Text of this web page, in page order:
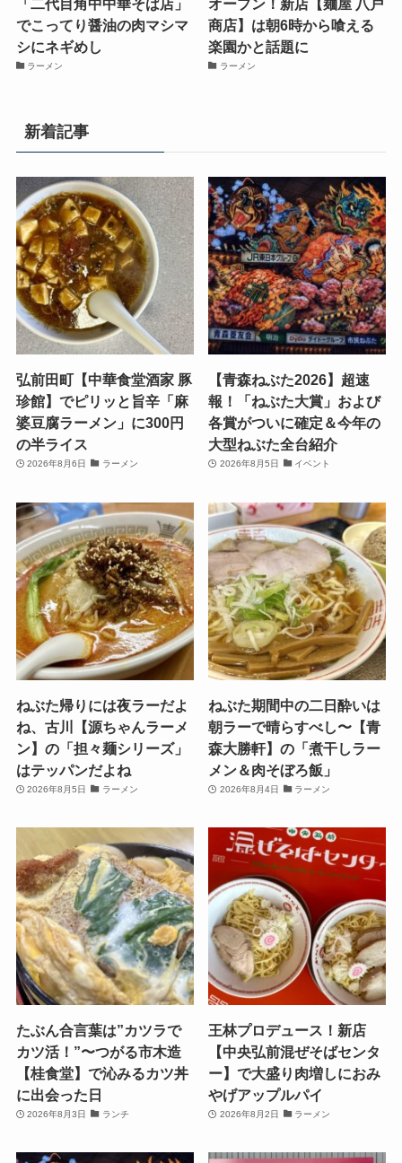
「二代目角中中華そば店」
でこってり醤油の肉マシマ
シにネギめし
ラーメン
オープン！新店【麺屋 八戸
商店】は朝6時から喰える
楽園かと話題に
ラーメン
新着記事
弘前田町【中華食堂酒家 豚
珍館】でピリッと旨辛「麻
婆豆腐ラーメン」に300円
の半ライス
2026年8月6日 ラーメン
【青森ねぶた2026】超速
報！「ねぶた大賞」および
各賞がついに確定＆今年の
大型ねぶた全台紹介
2026年8月5日 イベント
ねぶた帰りには夜ラーだよ
ね、古川【源ちゃんラーメ
ン】の「担々麺シリーズ」
はテッパンだよね
2026年8月5日 ラーメン
ねぶた期間中の二日酔いは
朝ラーで晴らすべし〜【青
森大勝軒】の「煮干しラー
メン＆肉そぼろ飯」
2026年8月4日 ラーメン
たぶん合言葉は”カツラで
カツ活！”〜つがる市木造
【桂食堂】で沁みるカツ丼
に出会った日
2026年8月3日 ランチ
王林プロデュース！新店
【中央弘前混ぜそばセンタ
ー】で大盛り肉増しにおみ
やげアップルパイ
2026年8月2日 ラーメン